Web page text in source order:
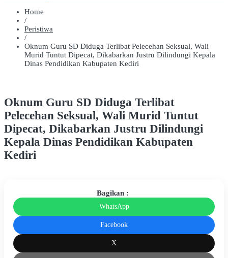
Home
/
Peristiwa
/
Oknum Guru SD Diduga Terlibat Pelecehan Seksual, Wali
Murid Tuntut Dipecat, Dikabarkan Justru Dilindungi Kepala
Dinas Pendidikan Kabupaten Kediri
Oknum Guru SD Diduga Terlibat
Pelecehan Seksual, Wali Murid Tuntut
Dipecat, Dikabarkan Justru Dilindungi
Kepala Dinas Pendidikan Kabupaten
Kediri
Bagikan :
WhatsApp
Facebook
X